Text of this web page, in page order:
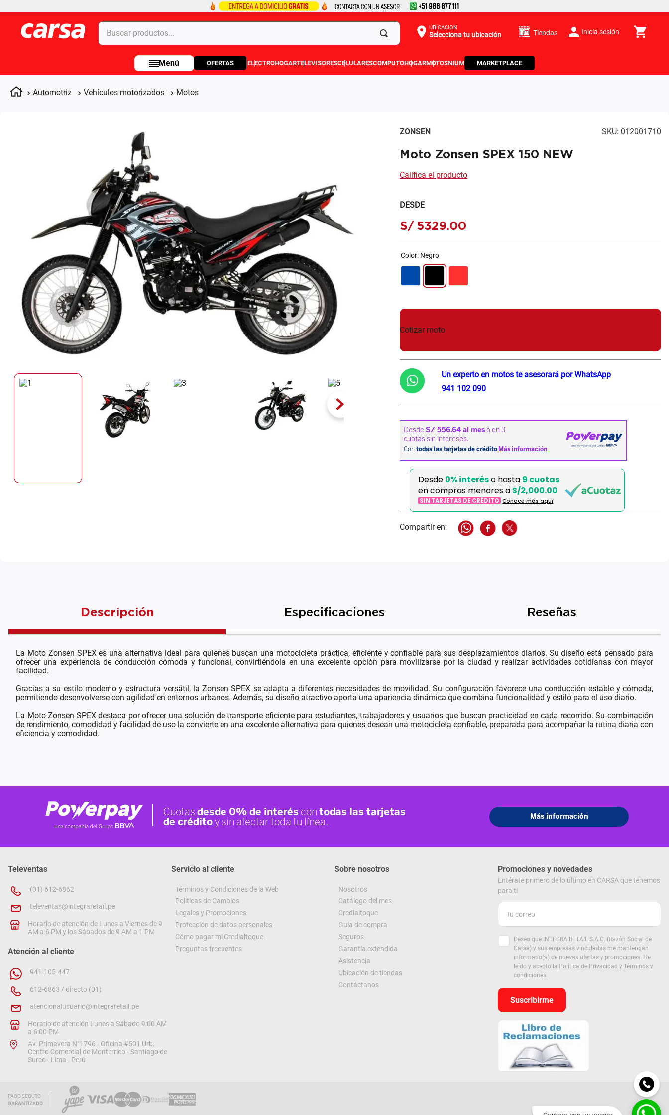
Buscar productos... UBICACIÓN
Selecciona tu ubicación Tiendas Inicia sesión
OFERTAS ELECTROHOGARTELEVISORESCELULARESCOMPUTOHOGARMOTOSNIUM MARKETPLACE
Automotriz Vehículos motorizados Motos
ZONSEN SKU: 012001710
Moto Zonsen SPEX 150 NEW
Califica el producto
DESDE
S/ 5329.00
Color: Negro
Cotizar moto
Un experto en motos te asesorará por WhatsApp
941 102 090
Desde 0% interéso hasta 9 cuotas
en compras menores a S/2,000.00
SIN TARJETAS DE CRÉDITO Conoce más aqui
Descripción Especificaciones Reseñas
La Moto Zonsen SPEX es una alternativa ideal para quienes buscan una motocicleta práctica, eficiente y confiable para sus desplazamientos diarios. Su diseño está pensado para
ofrecer una experiencia de conducción cómoda y funcional, convirtiéndola en una excelente opción para movilizarse por la ciudad y realizar actividades cotidianas con mayor
facilidad.
Gracias a su estilo moderno y estructura versátil, la Zonsen SPEX se adapta a diferentes necesidades de movilidad. Su configuración favorece una conducción estable y cómoda,
permitiendo desenvolverse con agilidad en entornos urbanos. Además, su diseño atractivo aporta una apariencia dinámica que combina funcionalidad y estilo para el uso diario.
La Moto Zonsen SPEX destaca por ofrecer una solución de transporte eficiente para estudiantes, trabajadores y usuarios que buscan practicidad en cada recorrido. Su combinación
de rendimiento, comodidad y facilidad de uso la convierte en una excelente alternativa para quienes desean una motocicleta confiable, preparada para acompañar la rutina diaria con
eficiencia y comodidad.
Televentas
(01) 612-6862
televentas@integraretail.pe
Horario de atención de Lunes a Viernes de 9
AM a 6 PM y los Sábados de 9 AM a 1 PM
Atención al cliente
941-105-447
612-6863 / directo (01)
atencionalusuario@integraretail.pe
Horario de atención Lunes a Sábado 9:00 AM
a 6:00 PM
Av. Primavera N°1796 - Oficina #501 Urb.
Centro Comercial de Monterrico - Santiago de
Surco - Lima - Perú
Servicio al cliente
Términos y Condiciones de la Web
Políticas de Cambios
Legales y Promociones
Protección de datos personales
Cómo pagar mi Credialtoque
Preguntas frecuentes
Sobre nosotros
Nosotros
Catálogo del mes
Credialtoque
Guía de compra
Seguros
Garantía extendida
Asistencia
Ubicación de tiendas
Contáctanos
Promociones y novedades
Entérate primero de lo último en CARSA que tenemos
para ti
Deseo que INTEGRA RETAIL S.A.C. (Razón Social de
Carsa) y sus empresas vinculadas me mantengan
informado(a) de nuevas ofertas y promociones. He
leído y acepto la Política de Privacidad y Términos y
condiciones
Suscribirme
PAGO SEGURO
GARANTIZADO
Términos más buscados